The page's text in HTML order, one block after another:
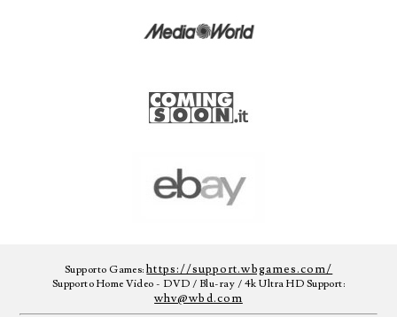
Supporto Games:https://support.wbgames.com/
Supporto Home Video - DVD / Blu-ray / 4k Ultra HD Support:
whv@wbd.com